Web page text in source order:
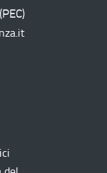
PEC)